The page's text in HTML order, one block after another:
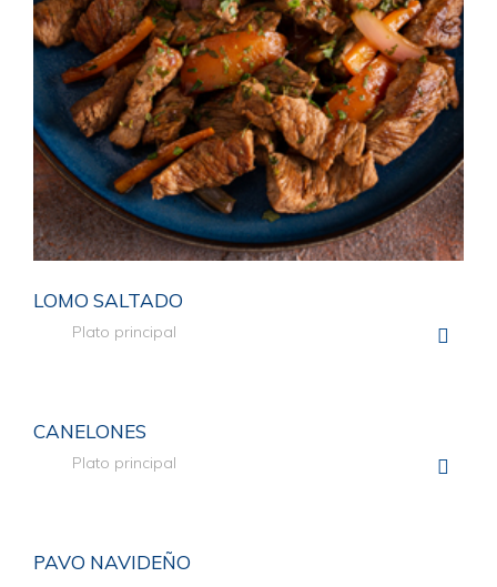
LOMO SALTADO
Plato principal
CANELONES
Plato principal
PAVO NAVIDEÑO